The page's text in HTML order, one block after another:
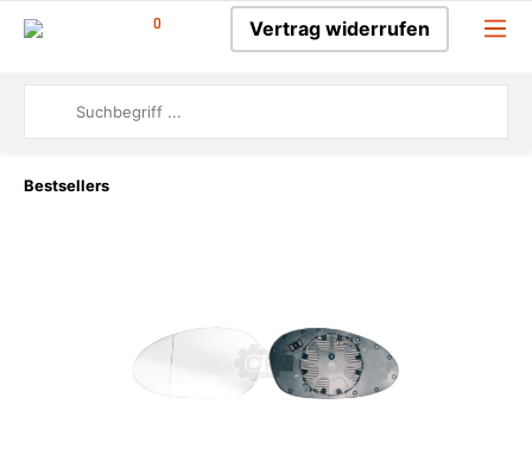
0 Vertrag widerrufen
Bestsellers